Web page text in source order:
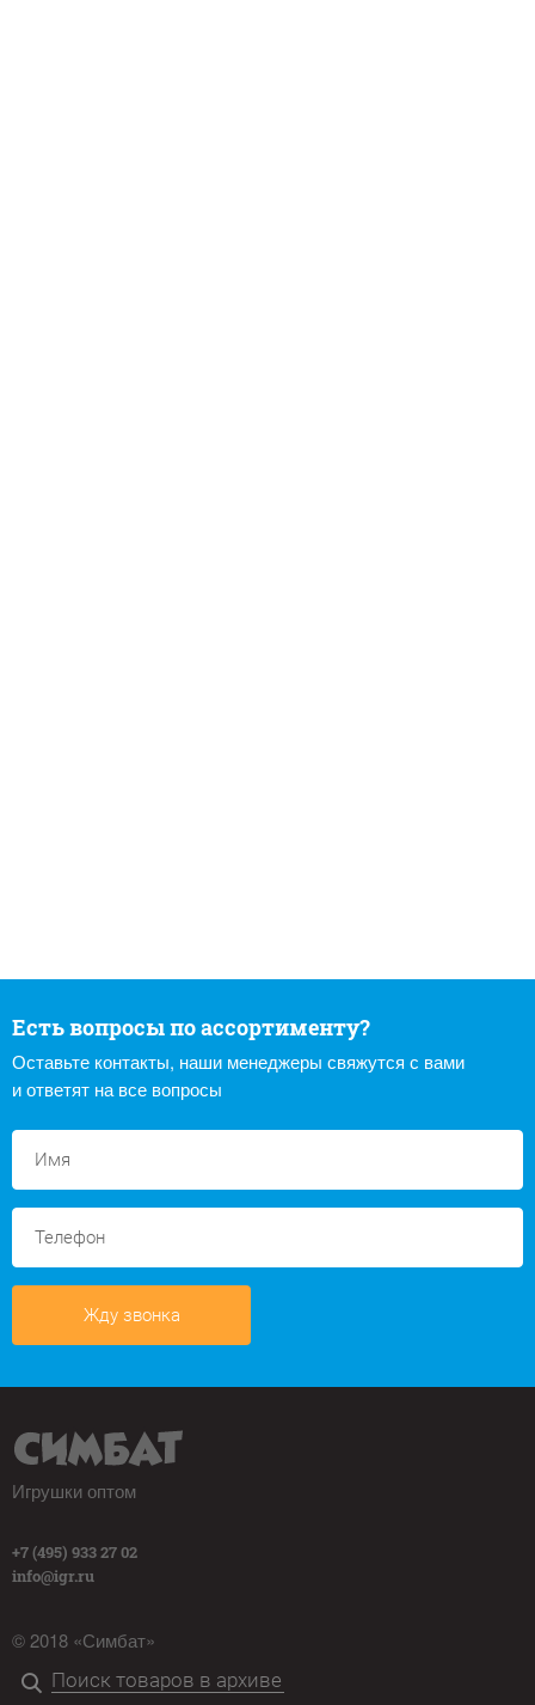
Есть вопросы по ассортименту?
Оставьте контакты, наши менеджеры свяжутся с вами
и ответят на все вопросы
Жду звонка
Игрушки оптом
+7 (495) 933 27 02
info@igr.ru
© 2018 «Симбат»